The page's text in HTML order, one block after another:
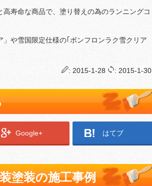
寿命な商品で、塗り替えの為のランニングコ
や雪国限定仕様の｢ボンフロンラク雪クリア
: 2015-1-28 : 2015-1-30
Google+ はてブ
塗装の施工事例